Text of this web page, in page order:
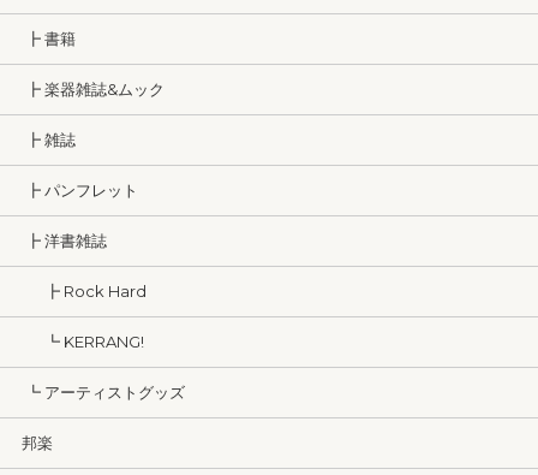
┣ 書籍
┣ 楽器雑誌&ムック
┣ 雑誌
┣ パンフレット
┣ 洋書雑誌
┣ Rock Hard
┗ KERRANG!
┗ アーティストグッズ
邦楽